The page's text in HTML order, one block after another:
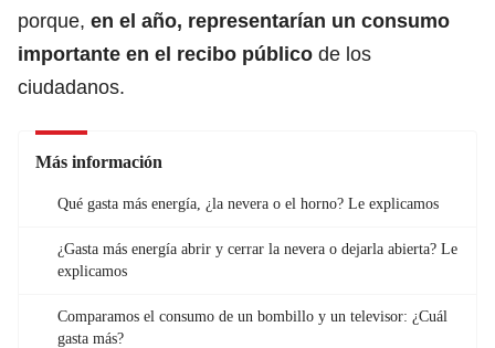
porque, en el año, representarían un consumo
importante en el recibo público de los
ciudadanos.
Más información
Qué gasta más energía, ¿la nevera o el horno? Le explicamos
¿Gasta más energía abrir y cerrar la nevera o dejarla abierta? Le
explicamos
Comparamos el consumo de un bombillo y un televisor: ¿Cuál
gasta más?